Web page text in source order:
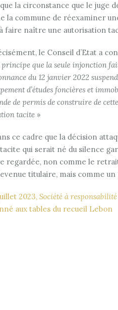
la circonstance que le juge
la commune de réexaminer
faire naître une autorisation
le Conseil d’Etat a
principe que la seule injonction
du 12 janvier 2022
d’études foncières et
de permis de construire de
tacite »
ce cadre que la décision
qui serait né du silence
regardée, non comme le
titulaire, mais comme
2023, Société à
aux tables du recueil Lebon